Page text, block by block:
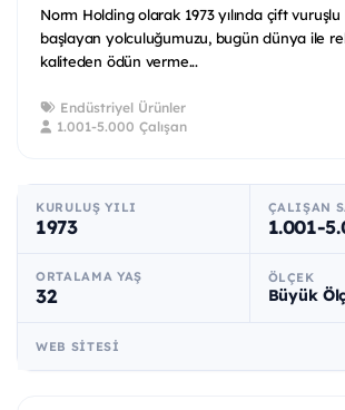
Norm Holding olarak 1973 yılında çift
başlayan yolculuğumuzu, bugün dünya ile
kaliteden ödün verme...
Endüstriyel Ürünler
1.001-5.000 Çalışan
KURULUŞ YILI
1973
ÇALIŞAN
1.001-
ORTALAMA YAŞ
32
ÖLÇEK
Büyük
WEB SITESI